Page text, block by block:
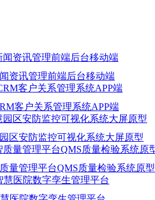
资讯管理前端后台移动端
客户关系管理系统APP端
区安防监控可视化系统大屏原型
量管理平台QMS质量检验系统原型